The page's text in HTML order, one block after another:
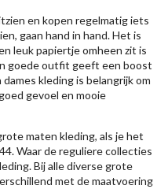
en kopen regelmatig iets
gaan hand in hand. Het is
leuk papiertje omheen zit is
goede outfit geeft een boost
kleding is belangrijk om
gevoel en mooie
maten kleding, als je het
Waar de reguliere collecties
Bij alle diverse grote
met de maatvoering